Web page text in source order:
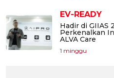
EV-READY
Hadir di GIIAS
Perkenalkan
ALVA Care
1 minggu